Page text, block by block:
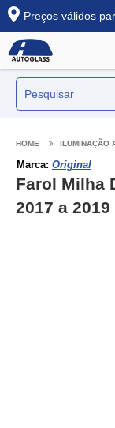
Preços válidos
ILUMINAÇÃO
Marca: Original
Farol Milha
2017 a